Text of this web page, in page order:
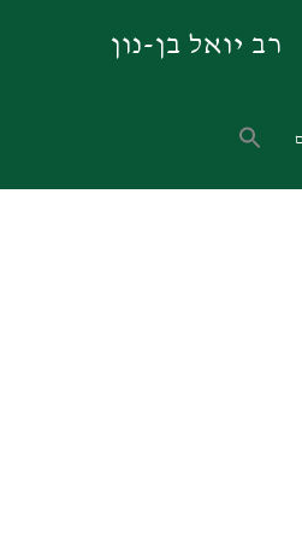
רב יואל בן-נון